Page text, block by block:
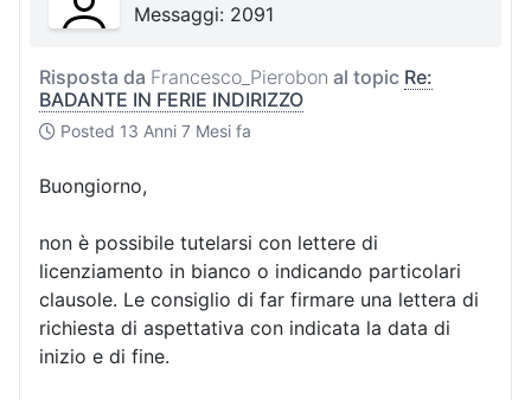
Messaggi: 2091
Risposta da Francesco_Pierobon al topic Re:
BADANTE IN FERIE INDIRIZZO
Posted 13 Anni 7 Mesi fa
Buongiorno,
non è possibile tutelarsi con lettere di
licenziamento in bianco o indicando particolari
clausole. Le consiglio di far firmare una lettera di
richiesta di aspettativa con indicata la data di
inizio e di fine.